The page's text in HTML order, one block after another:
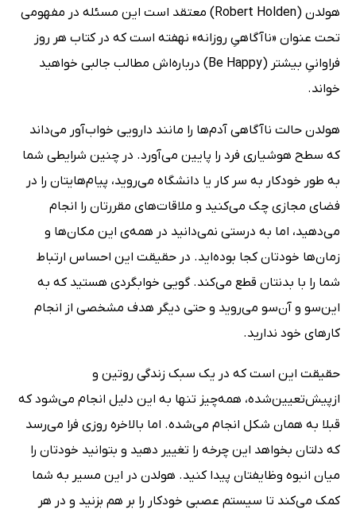
هولدن (Robert Holden) معتقد است این مسئله در مفهومی
تحت عنوان «ناآگاهیِ روزانه» نهفته است که در کتاب هر روز
فراوانیِ بیشتر (Be Happy) درباره‌اش مطالب جالبی خواهید
خواند.
هولدن حالت ناآگاهی آدم‌ها را مانند دارویی خواب‌آور می‌داند
که سطح هوشیاری فرد را پایین می‌آورد. در چنین شرایطی شما
به طور خودکار به سر کار یا دانشگاه می‌روید، پیام‌هایتان را در
فضای مجازی چک می‌کنید و ملاقات‌های مقررتان را انجام
می‌دهید، اما به درستی نمی‌دانید در همه‌ی این مکان‌ها و
زمان‌ها خودتان کجا بوده‌اید. در حقیقت این احساس ارتباط
شما را با بدنتان قطع می‌کند. گویی خوابگردی هستید که به
این‌سو و آن‌سو می‌روید و حتی دیگر هدف مشخصی از انجام
کارهای خود ندارید.
حقیقت این است که در یک سبک زندگی روتین و
ازپیش‌تعیین‌شده، همه‌چیز تنها به این دلیل انجام می‌شود که
قبلا به همان شکل انجام می‌شده. اما بالاخره روزی فرا می‌رسد
که دلتان بخواهد این چرخه را تغییر دهید و بتوانید خودتان را
میان انبوه وظایفتان پیدا کنید. هولدن در این مسیر به شما
کمک می‌کند تا سیستم عصبی خودکار را بر هم بزنید و در هر